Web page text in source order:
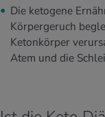
Die ketogene
Körpergeruch
Ketonkörper
Atem und die